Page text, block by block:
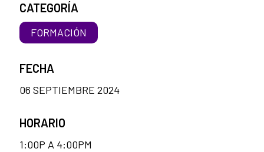
CATEGORÍA
FORMACIÓN
FECHA
06 SEPTIEMBRE 2024
HORARIO
1:00P A 4:00PM